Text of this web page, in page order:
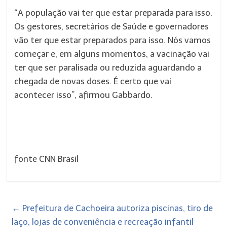
“A população vai ter que estar preparada para isso.
Os gestores, secretários de Saúde e governadores
vão ter que estar preparados para isso. Nós vamos
começar e, em alguns momentos, a vacinação vai
ter que ser paralisada ou reduzida aguardando a
chegada de novas doses. É certo que vai
acontecer isso”, afirmou Gabbardo.
fonte CNN Brasil
← Prefeitura de Cachoeira autoriza piscinas, tiro de
laço, lojas de conveniência e recreação infantil